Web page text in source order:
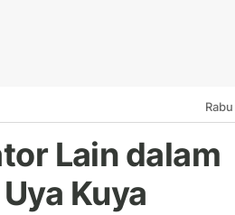
Lain dalam
Kuya